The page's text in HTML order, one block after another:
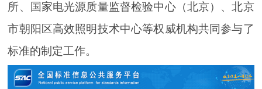
所、国家电光源质量监督检验中心（北京）、北京
市朝阳区高效照明技术中心等权威机构共同参与了
标准的制定工作。